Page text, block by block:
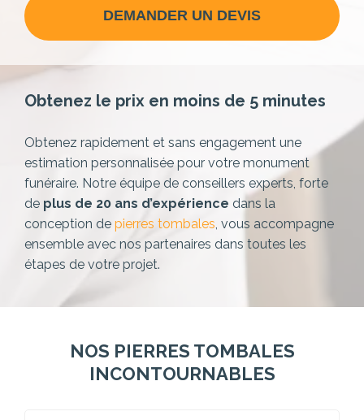
DEMANDER UN DEVIS
Obtenez le prix en moins de 5 minutes
Obtenez rapidement et sans engagement une
estimation personnalisée pour votre monument
funéraire. Notre équipe de conseillers experts, forte
de plus de 20 ans d’expérience dans la
conception de pierres tombales, vous accompagne
ensemble avec nos partenaires dans toutes les
étapes de votre projet.
NOS PIERRES TOMBALES
INCONTOURNABLES